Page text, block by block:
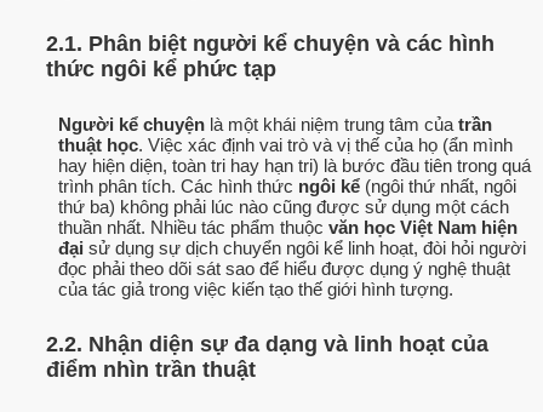
2.1. Phân biệt người kể chuyện và các hình
thức ngôi kể phức tạp
Người kể chuyện là một khái niệm trung tâm của trần
thuật học. Việc xác định vai trò và vị thế của họ (ẩn mình
hay hiện diện, toàn tri hay hạn tri) là bước đầu tiên trong quá
trình phân tích. Các hình thức ngôi kể (ngôi thứ nhất, ngôi
thứ ba) không phải lúc nào cũng được sử dụng một cách
thuần nhất. Nhiều tác phẩm thuộc văn học Việt Nam hiện
đại sử dụng sự dịch chuyển ngôi kể linh hoạt, đòi hỏi người
đọc phải theo dõi sát sao để hiểu được dụng ý nghệ thuật
của tác giả trong việc kiến tạo thế giới hình tượng.
2.2. Nhận diện sự đa dạng và linh hoạt của
điểm nhìn trần thuật